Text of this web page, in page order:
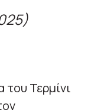
του Τερμίνι